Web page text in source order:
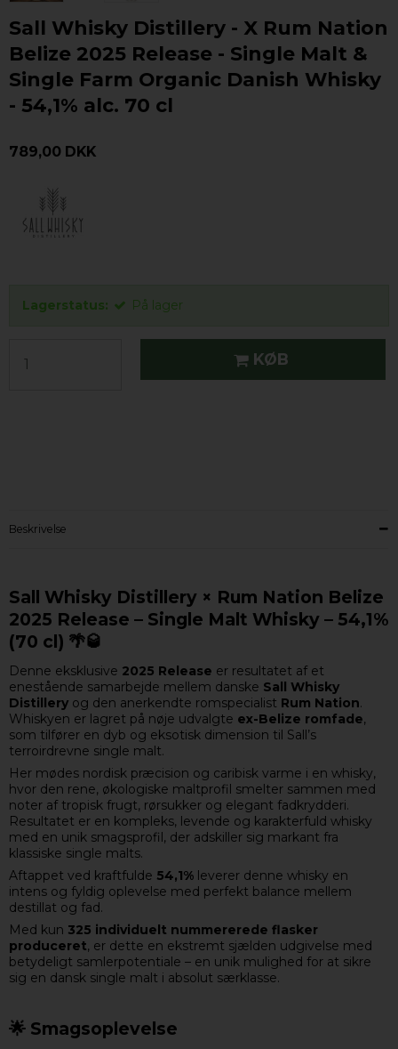
Sall Whisky Distillery - X Rum Nation
Belize 2025 Release - Single Malt &
Single Farm Organic Danish Whisky
- 54,1% alc. 70 cl
789,00 DKK
Lagerstatus: På lager
KØB
Beskrivelse
Sall Whisky Distillery × Rum Nation Belize
2025 Release – Single Malt Whisky – 54,1%
(70 cl) 🌴🥃
Denne eksklusive 2025 Release er resultatet af et
enestående samarbejde mellem danske Sall Whisky
Distillery og den anerkendte romspecialist Rum Nation.
Whiskyen er lagret på nøje udvalgte ex-Belize romfade,
som tilfører en dyb og eksotisk dimension til Sall’s
terroirdrevne single malt.
Her mødes nordisk præcision og caribisk varme i en whisky,
hvor den rene, økologiske maltprofil smelter sammen med
noter af tropisk frugt, rørsukker og elegant fadkrydderi.
Resultatet er en kompleks, levende og karakterfuld whisky
med en unik smagsprofil, der adskiller sig markant fra
klassiske single malts.
Aftappet ved kraftfulde 54,1% leverer denne whisky en
intens og fyldig oplevelse med perfekt balance mellem
destillat og fad.
Med kun 325 individuelt nummererede flasker
produceret, er dette en ekstremt sjælden udgivelse med
betydeligt samlerpotentiale – en unik mulighed for at sikre
sig en dansk single malt i absolut særklasse.
🌟 Smagsoplevelse